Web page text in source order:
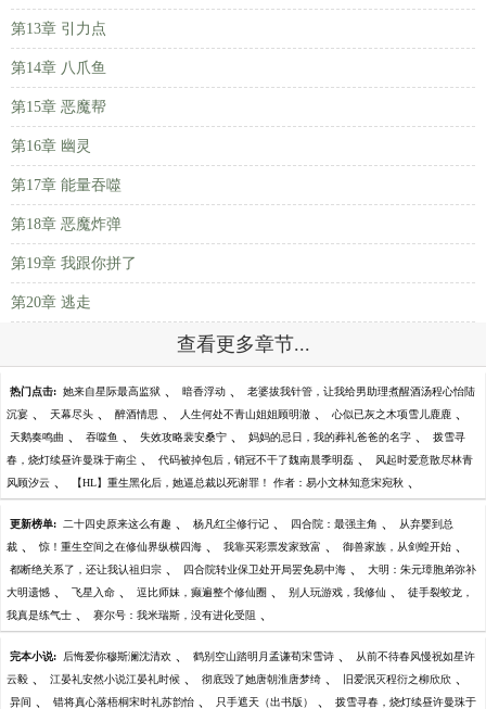
第13章 引力点
第14章 八爪鱼
第15章 恶魔帮
第16章 幽灵
第17章 能量吞噬
第18章 恶魔炸弹
第19章 我跟你拼了
第20章 逃走
查看更多章节...
热门点击: 她来自星际最高监狱 、 暗香浮动 、 老婆拔我针管，让我给男助理煮醒酒汤程心怡陆
沉宴 、 天幕尽头 、 醉酒情思 、 人生何处不青山姐姐顾明澈 、 心似已灰之木项雪儿鹿鹿 、
天鹅奏鸣曲 、 吞噬鱼 、 失效攻略裴安桑宁 、 妈妈的忌日，我的葬礼爸爸的名字 、 拨雪寻
春，烧灯续昼许曼珠于南尘 、 代码被掉包后，销冠不干了魏南晨季明磊 、 风起时爱意散尽林青
风顾汐云 、 【HL】重生黑化后，她逼总裁以死谢罪！ 作者：易小文林知意宋宛秋 、
更新榜单: 二十四史原来这么有趣 、 杨凡红尘修行记 、 四合院：最强主角 、 从弃婴到总
裁 、 惊！重生空间之在修仙界纵横四海 、 我靠买彩票发家致富 、 御兽家族，从剑蝗开始 、
都断绝关系了，还让我认祖归宗 、 四合院转业保卫处开局罢免易中海 、 大明：朱元璋胞弟弥补
大明遗憾 、 飞星入命 、 逗比师妹，癫遍整个修仙圈 、 别人玩游戏，我修仙 、 徒手裂蛟龙，
我真是练气士 、 赛尔号：我米瑞斯，没有进化受阻 、
完本小说: 后悔爱你穆斯澜沈清欢 、 鹤别空山踏明月孟谦荀宋雪诗 、 从前不待春风慢祝如星许
云毅 、 江晏礼安然小说江晏礼时候 、 彻底毁了她唐朝淮唐梦绮 、 旧爱泯灭程衍之柳欣欣 、
异间 、 错将真心落梧桐宋时礼苏韵怡 、 只手遮天（出书版） 、 拨雪寻春，烧灯续昼许曼珠于